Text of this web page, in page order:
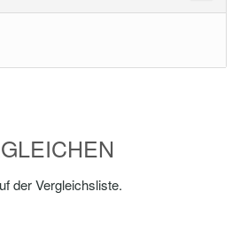
der Vergleichsliste.